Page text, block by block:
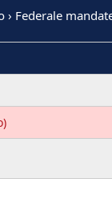
› Federale